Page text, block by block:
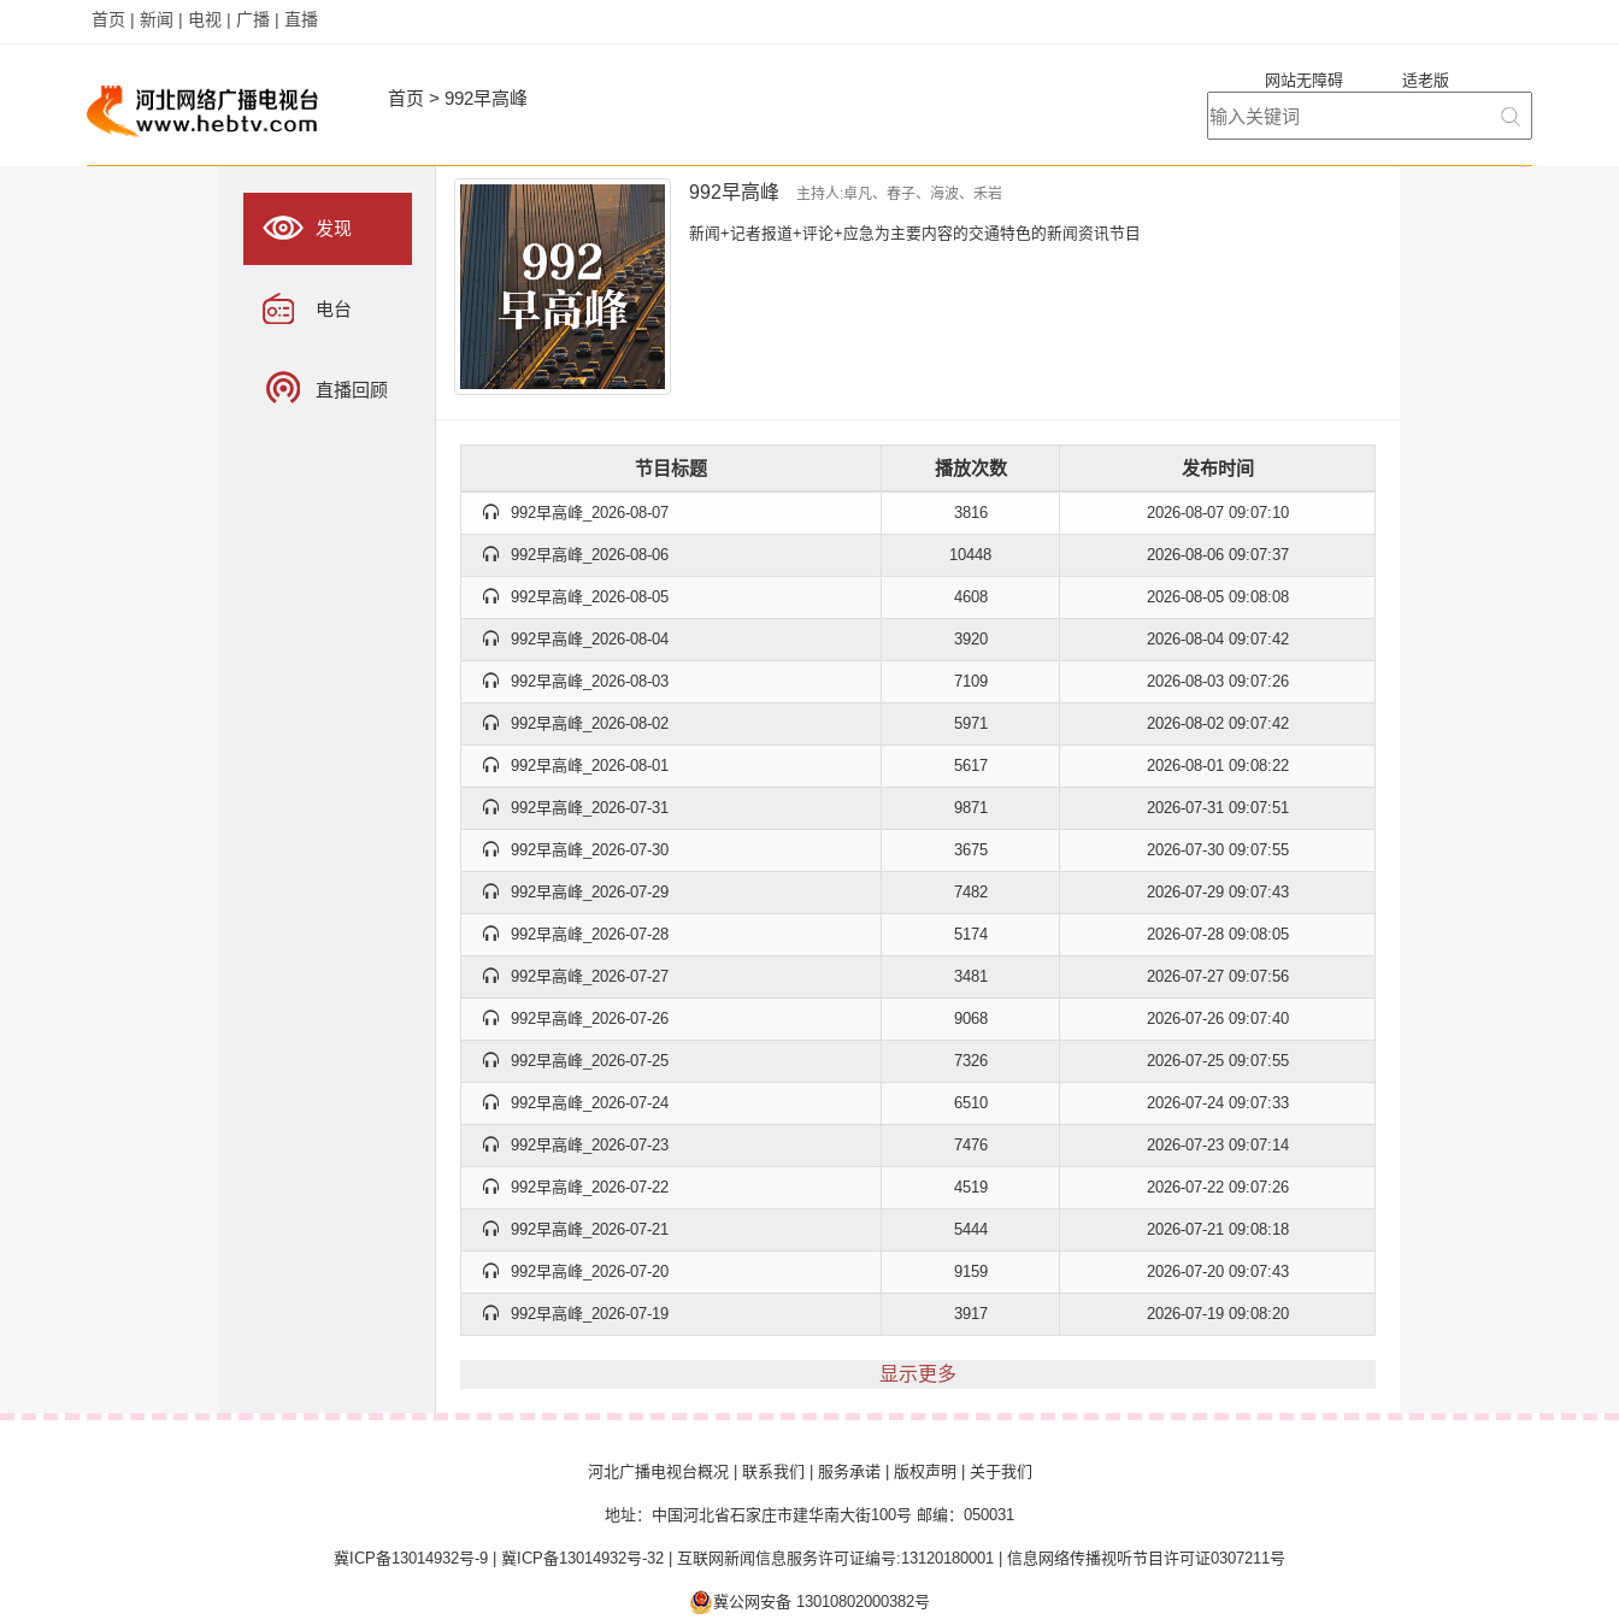
首页 | 新闻 | 电视 | 广播 | 直播
首页 > 992早高峰
网站无障碍 适老版
发现
电台
直播回顾
992早高峰 主持人:卓凡、春子、海波、禾岩
新闻+记者报道+评论+应急为主要内容的交通特色的新闻资讯节目
节目标题 播放次数 发布时间
992早高峰_2026-08-07 3816 2026-08-07 09:07:10
992早高峰_2026-08-06 10448 2026-08-06 09:07:37
992早高峰_2026-08-05 4608 2026-08-05 09:08:08
992早高峰_2026-08-04 3920 2026-08-04 09:07:42
992早高峰_2026-08-03 7109 2026-08-03 09:07:26
992早高峰_2026-08-02 5971 2026-08-02 09:07:42
992早高峰_2026-08-01 5617 2026-08-01 09:08:22
992早高峰_2026-07-31 9871 2026-07-31 09:07:51
992早高峰_2026-07-30 3675 2026-07-30 09:07:55
992早高峰_2026-07-29 7482 2026-07-29 09:07:43
992早高峰_2026-07-28 5174 2026-07-28 09:08:05
992早高峰_2026-07-27 3481 2026-07-27 09:07:56
992早高峰_2026-07-26 9068 2026-07-26 09:07:40
992早高峰_2026-07-25 7326 2026-07-25 09:07:55
992早高峰_2026-07-24 6510 2026-07-24 09:07:33
992早高峰_2026-07-23 7476 2026-07-23 09:07:14
992早高峰_2026-07-22 4519 2026-07-22 09:07:26
992早高峰_2026-07-21 5444 2026-07-21 09:08:18
992早高峰_2026-07-20 9159 2026-07-20 09:07:43
992早高峰_2026-07-19 3917 2026-07-19 09:08:20
显示更多
河北广播电视台概况| 联系我们 服务承诺| 版权声明 关于我们
地址：中国河北省石家庄市建华南大街100号 邮编：050031
冀ICP备13014932号-9 冀ICP备13014932号-32 互联网新闻信息服务许可证编号:13120180001 信息网络传播视听节目许可证0307211号
冀公网安备 13010802000382号